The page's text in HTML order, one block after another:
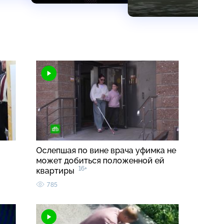
Ослепшая по вине врача уфимка не
может добиться положенной ей
квартиры
16+
785